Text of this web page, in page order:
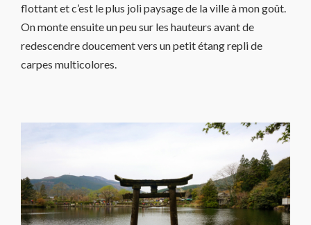
flottant et c’est le plus joli paysage de la ville à mon goût.
On monte ensuite un peu sur les hauteurs avant de
redescendre doucement vers un petit étang repli de
carpes multicolores.